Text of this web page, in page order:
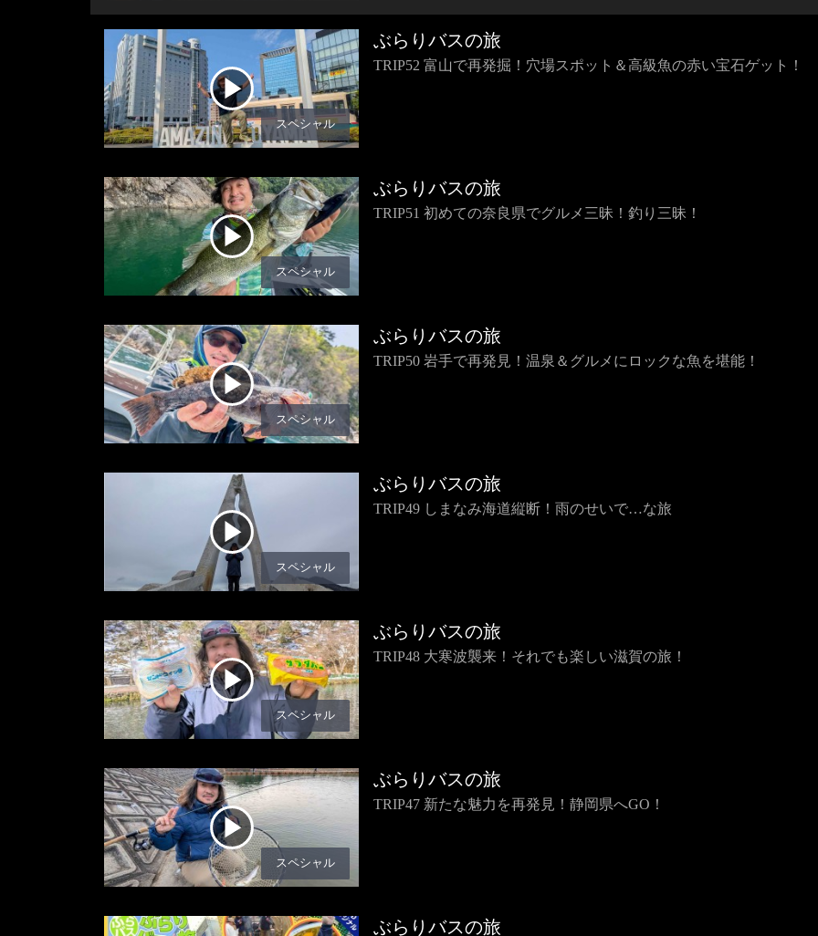
スペシャル
ぶらりバスの旅
TRIP52 富山で再発掘！穴場スポット＆高級魚の赤い宝石ゲット！
スペシャル
ぶらりバスの旅
TRIP51 初めての奈良県でグルメ三昧！釣り三昧！
スペシャル
ぶらりバスの旅
TRIP50 岩手で再発見！温泉＆グルメにロックな魚を堪能！
スペシャル
ぶらりバスの旅
TRIP49 しまなみ海道縦断！雨のせいで…な旅
スペシャル
ぶらりバスの旅
TRIP48 大寒波襲来！それでも楽しい滋賀の旅！
スペシャル
ぶらりバスの旅
TRIP47 新たな魅力を再発見！静岡県へGO！
ぶらりバスの旅